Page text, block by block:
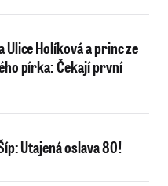
Ulice Holíková a princ ze
pírka: Čekají první
Utajená oslava 80!